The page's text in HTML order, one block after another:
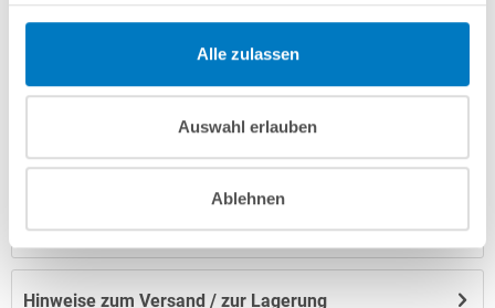
Alle zulassen
Auswahl erlauben
Ablehnen
Produktbeschreibung
Herstellerangaben
Anleitungen/Datenblätter
Hinweise zum Versand / zur Lagerung